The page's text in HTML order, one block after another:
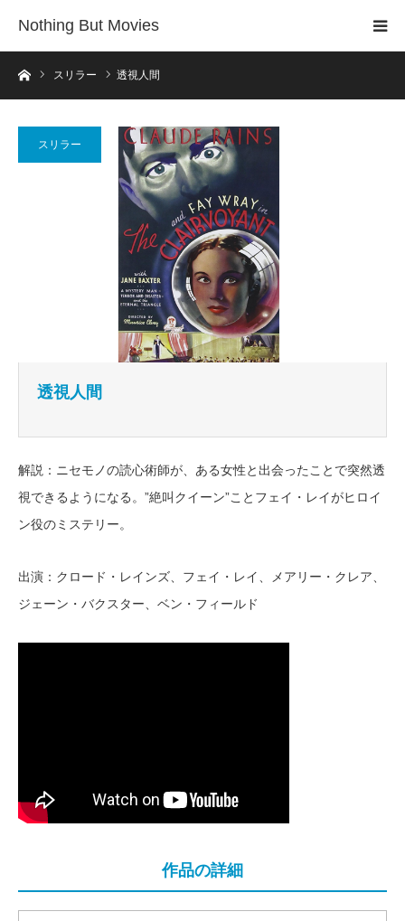
Nothing But Movies
ホームスリラー 透視人間
スリラー
透視人間
解説：ニセモノの読心術師が、ある女性と出会ったことで突然透
視できるようになる。”絶叫クイーン”ことフェイ・レイがヒロイ
ン役のミステリー。
出演：クロード・レインズ、フェイ・レイ、メアリー・クレア、
ジェーン・バクスター、ベン・フィールド
作品の詳細